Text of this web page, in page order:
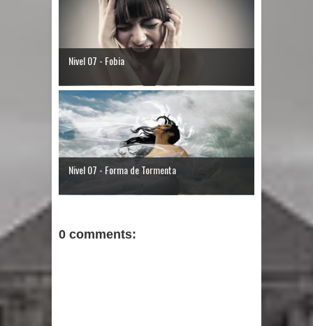
Nivel 07 - Fobia
Nivel 07 - Forma de Tormenta
0 comments: